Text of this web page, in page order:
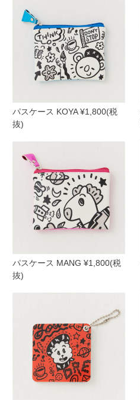
パスケース KOYA ¥1,800(税
抜)
パスケース MANG ¥1,800(税
抜)